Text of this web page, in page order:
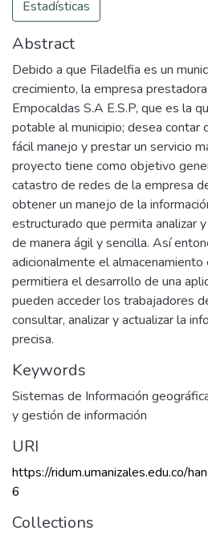
Estadísticas
Abstract
Debido a que Filadelfia es un
crecimiento, la empresa
Empocaldas S.A E.S.P, que es la
potable al municipio; desea contar
fácil manejo y prestar un servicio
proyecto tiene como objetivo
catastro de redes de la empresa
obtener un manejo de la
estructurado que permita analizar
de manera ágil y sencilla. Así
adicionalmente el
permitiera el desarrollo de una
pueden acceder los trabajadores
consultar, analizar y actualizar la
precisa.
Keywords
Sistemas de Información
y gestión de información
URI
https://ridum.umanizales.edu.co/
6
Collections